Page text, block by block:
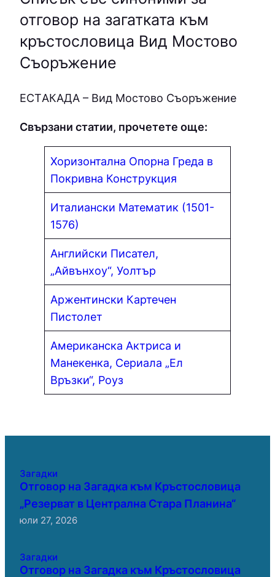
отговор на загатката към
кръстословица Вид Мостово
Съоръжение
ECТAКAДA – Вид Мостово Съоръжение
Свързани статии, прочетете още:
Хоризонтална Опорна Греда в
Покривна Конструкция
Италиански Математик (1501-
1576)
Английски Писател,
„Айвънхоу“, Уолтър
Аржентински Картечен
Пистолет
Американска Актриса и
Манекенка, Сериала „Ел
Връзки“, Роуз
Загадки
Отговор на Загадка към Кръстословица
„Резерват в Централна Стара Планина“
юли 27, 2026
Загадки
Отговор на Загадка към Кръстословица